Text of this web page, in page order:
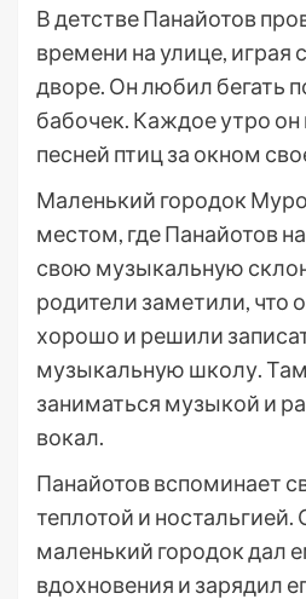
В детстве Панайотов
времени на улице, играя
дворе. Он любил бегать
бабочек. Каждое утро
песней птиц за окном
Маленький городок
местом, где Панайотов
свою музыкальную
родители заметили, что
хорошо и решили
музыкальную школу.
заниматься музыкой и
вокал.
Панайотов вспоминает
теплотой и ностальгией.
маленький городок дал
вдохновения и зарядил